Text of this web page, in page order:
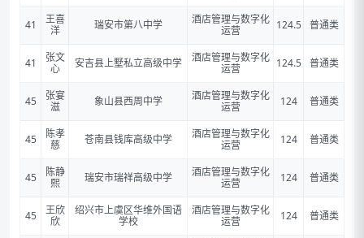
41
王喜
洋
瑞安市第八中学
酒店管理与数字化
运营
124.5 普通类
41
张文
心
安吉县上墅私立高级中学
酒店管理与数字化
运营
124.5 普通类
45
张宴
滋
象山县西周中学
酒店管理与数字化
运营
124 普通类
45
陈孝
慈
苍南县钱库高级中学
酒店管理与数字化
运营
124 普通类
45
陈静
熙
瑞安市瑞祥高级中学
酒店管理与数字化
运营
124 普通类
45
王欣
欣
绍兴市上虞区华维外国语
学校
酒店管理与数字化
运营
124 普通类